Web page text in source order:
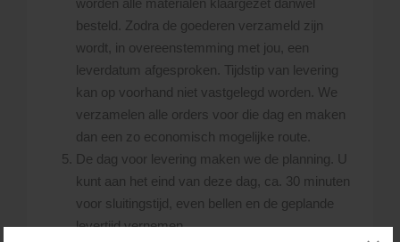
besteld. Zodra de goederen verzameld zijn
wordt, in overeenstemming met jou, een
leverdatum afgesproken. Tijdstip van levering
kan op voorhand niet vastgelegd worden. We
verzamelen alle orders voor die dag en maken
dan een zo economisch mogelijke route.
De dag voor levering maken we de planning. U
kunt aan het eind van deze dag, ca. 30 minuten
voor sluitingstijd, even bellen en de geplande
levertijd vernemen.